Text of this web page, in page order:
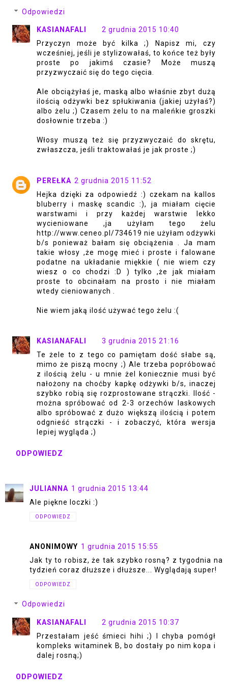
Odpowiedzi
KASIANAFALI
2 grudnia 2015 10:40
Przyczyn może być kilka ;) Napisz mi, czy
wcześniej, jeśli je stylizowałaś, to końce też były
proste po jakimś czasie? Może muszą
przyzwyczaić się do tego cięcia.
Ale obciążyłaś je, maską albo właśnie zbyt dużą
ilością odżywki bez spłukiwania (jakiej użyłaś?)
albo żelu ;) Czasem żelu to na maleńkie groszki
dosłownie trzeba :)
Włosy muszą też się przyzwyczaić do skrętu,
zwłaszcza, jeśli traktowałaś je jak proste ;)
PEREŁKA 2 grudnia 2015 11:52
Hejka dzięki za odpowiedź :) czekam na kallos
bluberry i maskę scandic :), ja miałam cięcie
warstwami i przy każdej warstwie lekko
wycieniowane ,ja użyłam tego żelu
http://www.ceneo.pl/734619 nie użyłam odżywki
b/s ponieważ bałam się obciążenia . Ja mam
takie włosy ,że mogę mieć i proste i falowane
podatne na układanie miękkie ( nie wiem czy
wiesz o co chodzi :D ) tylko ,że jak miałam
proste to obcinałam na prosto i nie miałam
wtedy cieniowanych .
Nie wiem jaką ilość używać tego żelu :(
KASIANAFALI
3 grudnia 2015 21:16
Te żele to z tego co pamiętam dość słabe są,
mimo że piszą mocny ;) Ale trzeba popróbować
z ilością żelu - u mnie żel koniecznie musi być
nałożony na choćby kapkę odżywki b/s, inaczej
szybko robią się rozprostowane strączki. Ilość -
można spróbować od 2-3 orzechów laskowych
albo spróbować z dużo większą ilością i potem
odgnieść strączki - i zobaczyć, która wersja
lepiej wygląda ;)
ODPOWIEDZ
JULIANNA 1 grudnia 2015 13:44
Ale piękne loczki :)
ODPOWIEDZ
ANONIMOWY 1 grudnia 2015 15:55
Jak ty to robisz, że tak szybko rosną? z tygodnia na
tydzień coraz dłuższe i dłuższe... Wyglądają super!
ODPOWIEDZ
Odpowiedzi
KASIANAFALI
2 grudnia 2015 10:37
Przestałam jeść śmieci hihi ;) I chyba pomógł
kompleks witaminek B, bo dostały po nim kopa i
dalej rosną;)
ODPOWIEDZ